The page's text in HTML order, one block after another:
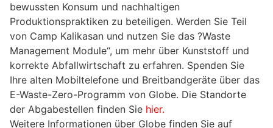
bewussten Konsum und nachhaltigen
Produktionspraktiken zu beteiligen. Werden Sie Teil
von Camp Kalikasan und nutzen Sie das ?Waste
Management Module“, um mehr über Kunststoff und
korrekte Abfallwirtschaft zu erfahren. Spenden Sie
Ihre alten Mobiltelefone und Breitbandgeräte über das
E-Waste-Zero-Programm von Globe. Die Standorte
der Abgabestellen finden Sie hier.
Weitere Informationen über Globe finden Sie auf